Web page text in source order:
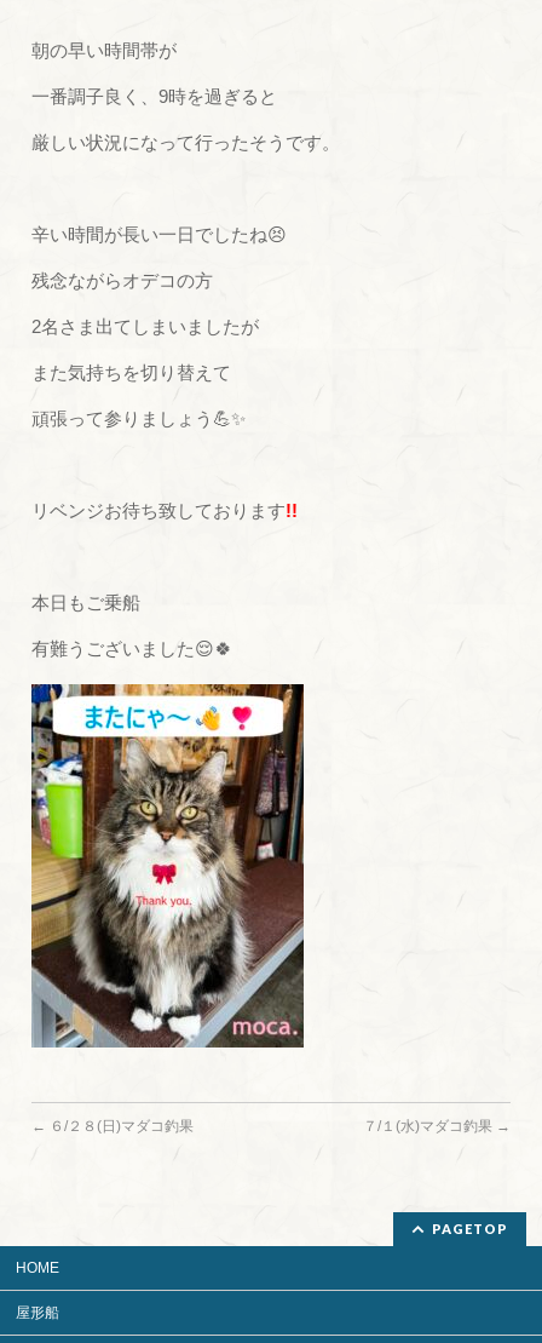
朝の早い時間帯が
一番調子良く、9時を過ぎると
厳しい状況になって行ったそうです。
辛い時間が長い一日でしたね😣
残念ながらオデコの方
2名さま出てしまいましたが
また気持ちを切り替えて
頑張って参りましょう💪✨
リベンジお待ち致しております!!
本日もご乗船
有難うございました😌🍀
← ６/２８(日)マダコ釣果 ７/１(水)マダコ釣果 →
PAGETOP
HOME
屋形船